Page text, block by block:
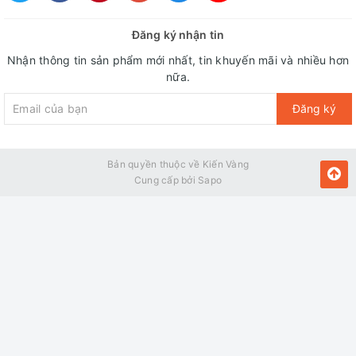
năng lượng vượt trội cho người dùng. Ngoài ra, công nghệ
Đăng ký nhận tin
Nhận thông tin sản phẩm mới nhất, tin khuyến mãi và nhiều hơn
nữa.
Đăng ký
Bản quyền thuộc về Kiến Vàng
Cung cấp bởi Sapo